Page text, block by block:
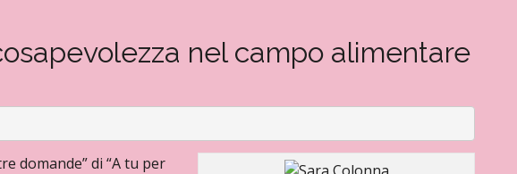
nel campo alimentare
domande” di “A tu per